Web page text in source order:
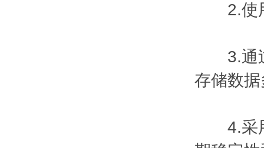
2.使用
3.通过
存储数
4.采用